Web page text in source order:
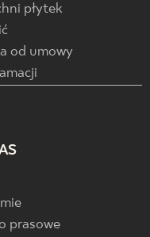
płytek
od umowy
prasowe